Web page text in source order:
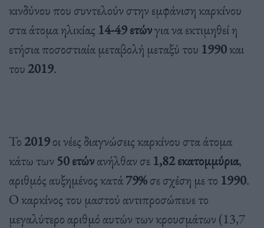
κινδύνου που συντελούν στην εμφάνιση καρκίνου
στα άτομα ηλικίας 14-49 ετώνγια να εκτιμηθεί η
ετήσια ποσοστιαία μεταβολή μεταξύ του 1990και
του 2019.
Το 2019οι νέες διαγνώσεις καρκίνου στα άτομα
κάτω των 50 ετώνανήλθαν σε 1,82 εκατομμύρια,
αριθμός αυξημένος κατά79%σε σχέση με το 1990.
Ο καρκίνος του μαστού αντιπροσώπευε το
μεγαλύτερο αριθμό αυτών των κρουσμάτων (13,7